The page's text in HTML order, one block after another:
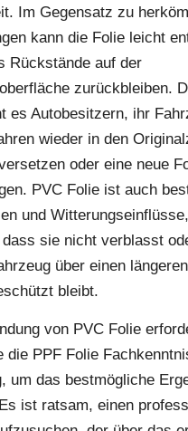
Im Gegensatz zu
kann die Folie leicht
Rückstände auf der
zurückbleiben.
es Autobesitzern, ihr
wieder in den
oder eine neue
PVC Folie ist auch
und
dass sie nicht verblasst
über einen
bleibt.
von PVC Folie
die PPF Folie
um das bestmögliche
ist ratsam, einen